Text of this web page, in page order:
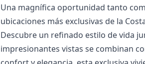
Una magnífica oportunidad ‌tanto
ubicaciones ‌más ‌exclusivas ‌de ‌la
Descubre un refinado estilo de vida
impresionantes vistas se combinan